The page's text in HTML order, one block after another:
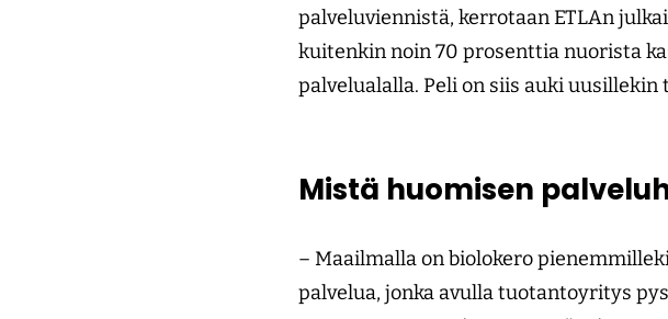
palveluviennistä, kerrotaan ETLAn
kuitenkin noin 70 prosenttia nuorista
palvelualalla. Peli on siis auki uusillekin
Mistä huomisen
– Maailmalla on biolokero
palvelua, jonka avulla tuotantoyritys